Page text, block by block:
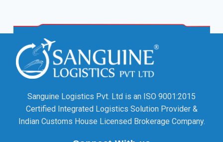
Sanguine Logistics Pvt. Ltd is an ISO 9001:2015
Certified Integrated Logistics Solution Provider &
Indian Customs House Licensed Brokerage Company.